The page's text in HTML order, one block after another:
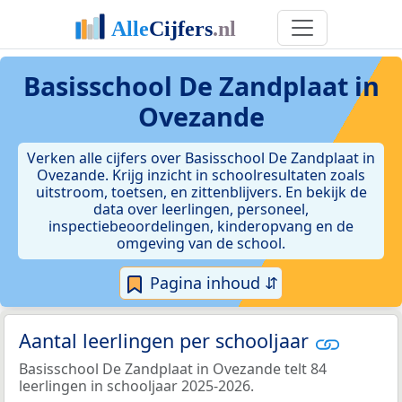
Basisschool De Zandplaat in
Ovezande
Verken alle cijfers over Basisschool De Zandplaat in
Ovezande. Krijg inzicht in schoolresultaten zoals
uitstroom, toetsen, en zittenblijvers. En bekijk de
data over leerlingen, personeel,
inspectiebeoordelingen, kinderopvang en de
omgeving van de school.
Pagina inhoud ⇵
Aantal leerlingen per schooljaar
Basisschool De Zandplaat in Ovezande telt 84
leerlingen in schooljaar 2025-2026.